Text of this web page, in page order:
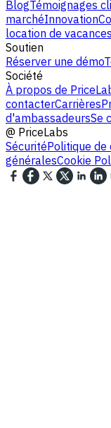
BlogTémoignages
marchéInnovation
location de vacances
Soutien
Réserver une démo
Société
À propos de
contacterCarrières
d'ambassadeursSe
@ PriceLabs
SécuritéPolitique
généralesCookie